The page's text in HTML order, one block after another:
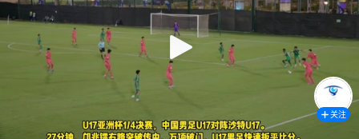
关注